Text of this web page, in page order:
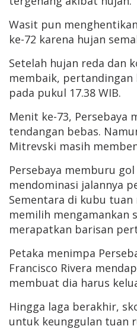
Wasit pun
ke-72 karena hujan
Setelah hujan reda dan
membaik,
pada pukul 17.38 WIB.
Menit ke-73, Persebaya
tendangan bebas.
Mitrevski masih
Persebaya memburu
mendominasi jalannya
Sementara di kubu
memilih mengamankan
merapatkan barisan
Petaka menimpa
Francisco Rivera
membuat dia harus
Hingga laga berakhir,
untuk keunggulan tuan